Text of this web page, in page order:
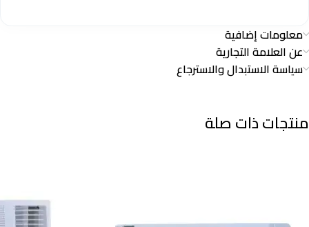
معلومات إضافية
عن العلامة التجارية
سياسة الاستبدال والاسترجاع
منتجات ذات صلة